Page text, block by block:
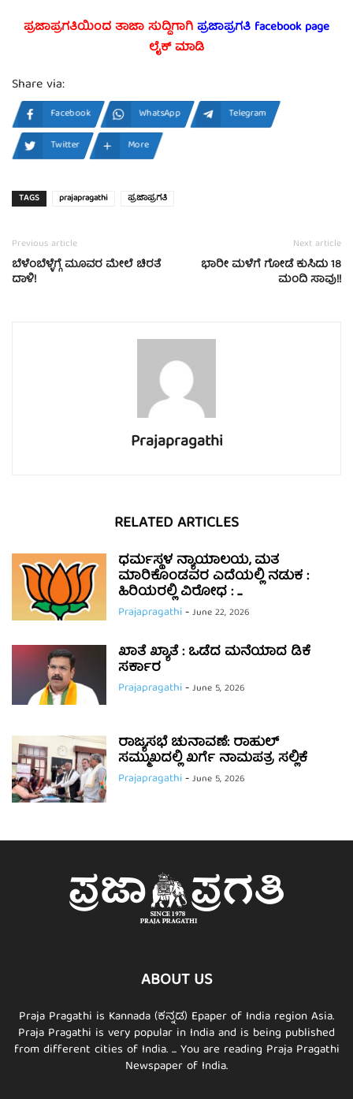
ಪ್ರಜಾಪ್ರಗತಿಯಿಂದ ತಾಜಾ ಸುದ್ದಿಗಾಗಿಪ್ರಜಾಪ್ರಗತಿ facebookpage
ಲೈಕ್ ಮಾಡಿ
Share via:
Facebook WhatsApp
Telegram
Twitter
More
TAGS prajapragathi ಪ್ರಜಾಪ್ರಗತಿ
Previous article
ಬೆಳೆಂಬೆಳ್ಳೆಗ್ಗೆ ಮೂವರ ಮೇಲೆ ಚಿರತೆ
ದಾಳಿ!
Next article
ಭಾರೀ ಮಳೆಗೆ ಗೋಡೆ ಕುಸಿದು 18
ಮಂದಿ ಸಾವು!!
Prajapragathi
RELATED ARTICLES
ಧರ್ಮಸ್ಥಳ ನ್ಯಾಯಾಲಯ, ಮತ
ಮಾರಿಕೊಂಡವರ ಎದೆಯಲ್ಲಿ ನಡುಕ :
ಹಿರಿಯರಲ್ಲಿ ವಿರೋಧ : ...
Prajapragathi-June 22, 2026
ಖಾತೆ ಖ್ಯಾತೆ : ಒಡೆದ ಮನೆಯಾದ ಡಿಕೆ
ಸರ್ಕಾರ
Prajapragathi-June 5, 2026
ರಾಜ್ಯಸಭೆ ಚುನಾವಣೆ: ರಾಹುಲ್
ಸಮ್ಮುಖದಲ್ಲಿ ಖರ್ಗೆ ನಾಮಪತ್ರ ಸಲ್ಲಿಕೆ
Prajapragathi-June 5, 2026
ABOUT US
Praja Pragathi is Kannada (ಕನ್ನಡ) Epaper of India region Asia.
Praja Pragathi is very popular in India and is being published
from different cities of India. ... You are reading Praja Pragathi
Newspaper of India.